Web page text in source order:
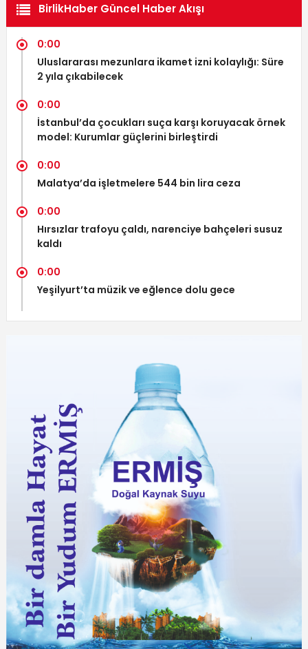
BirlikHaber Güncel Haber Akışı
0:00
Uluslararası mezunlara ikamet izni kolaylığı: Süre
2 yıla çıkabilecek
0:00
İstanbul’da çocukları suça karşı koruyacak örnek
model: Kurumlar güçlerini birleştirdi
0:00
Malatya’da işletmelere 544 bin lira ceza
0:00
Hırsızlar trafoyu çaldı, narenciye bahçeleri susuz
kaldı
0:00
Yeşilyurt’ta müzik ve eğlence dolu gece